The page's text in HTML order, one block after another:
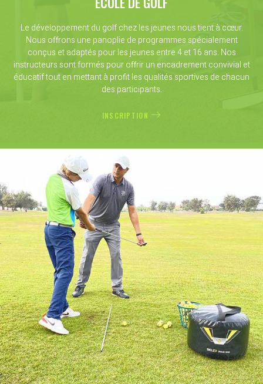
Le développement du golf chez les jeunes nous tient à cœur.
Nous offrons une panoplie de programmes spécialement
conçus et adaptés pour les jeunes entre 4 et 16 ans. Nos
instructeurs sont formés pour offrir un encadrement convivial et
éducatif tout en mettant à profit les qualités sportives de chacun
des participants.
INSCRIPTION